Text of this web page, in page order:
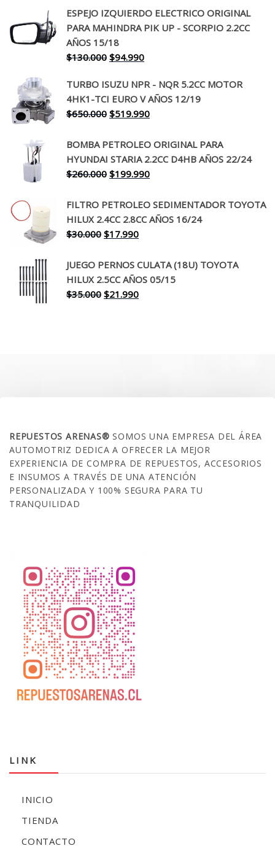
ESPEJO IZQUIERDO ELECTRICO ORIGINAL
PARA MAHINDRA PIK UP - SCORPIO 2.2CC
AÑOS 15/18
$130.000 El
original
era:
$130.000.
$94.990El
actual
es:
$94.990.
TURBO ISUZU NPR - NQR 5.2CC MOTOR
4HK1-TCI EURO V AÑOS 12/19
$650.000 El
original
era:
$650.000.
$519.990El
actual
es:
$519.990.
BOMBA PETROLEO ORIGINAL PARA
HYUNDAI STARIA 2.2CC D4HB AÑOS 22/24
$260.000 El
original
era:
$260.000.
$199.990El
actual
es:
FILTRO PETROLEO SEDIMENTADOR TOYOTA
HILUX 2.4CC 2.8CC AÑOS 16/24
$30.000 El
original
era:
$30.000.
$17.990El
actual
es:
$17.990.
JUEGO PERNOS CULATA (18U) TOYOTA
HILUX 2.5CC AÑOS 05/15
$35.000 El
$21.990El
REPUESTOS ARENAS®SOMOS UNA EMPRESA DEL ÁREA
AUTOMOTRIZ DEDICA A OFRECER LA MEJOR
EXPERIENCIA DE COMPRA DE REPUESTOS, ACCESORIOS
E INSUMOS A TRAVÉS DE UNA ATENCIÓN
PERSONALIZADA Y 100% SEGURA PARA TU
TRANQUILIDAD
LINK
INICIO
TIENDA
CONTACTO